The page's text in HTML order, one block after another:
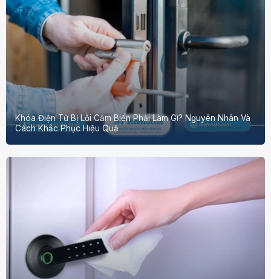
Khóa Điện Tử Bị Lỗi Cảm Biến Phải Làm Gì? Nguyên Nhân Và
Cách Khắc Phục Hiệu Quả